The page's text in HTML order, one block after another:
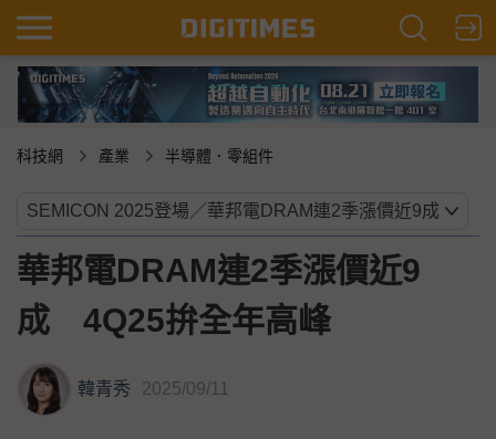
科技網 產業 半導體．零組件
華邦電DRAM連2季漲價近9
成 4Q25拚全年高峰
韓青秀 2025/09/11